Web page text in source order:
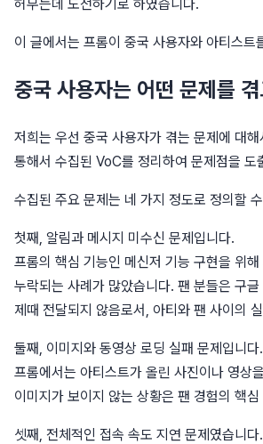
허무는데 도전하기로 하였습니다.
이 글에서는 프롬이 중국 사용자와 아티스
중국 사용자는 어떤 문제를
저희는 우선 중국 사용자가 겪는 문제에 대
통해서 수집된 VoC를 정리하여 문제점을
수집된 주요 문제는 네 가지 정도로 정의할
첫째, 알림과 메시지 미수신 문제입니다.
프롬의 핵심 기능인 메신저 기능 구현을 위
누락되는 사례가 많았습니다. 팬 분들은 구
제때 전달되지 않음로서, 아티와 팬 사이의
둘째, 이미지와 동영상 로딩 실패 문제입니다.
프롬에서는 아티스트가 올린 사진이나 영상
이미지가 보이지 않는 상황은 팬 경험의 핵
셋째, 전체적인 접속 속도 지연 문제였습니다.